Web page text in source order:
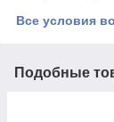
Все условия
Подобные